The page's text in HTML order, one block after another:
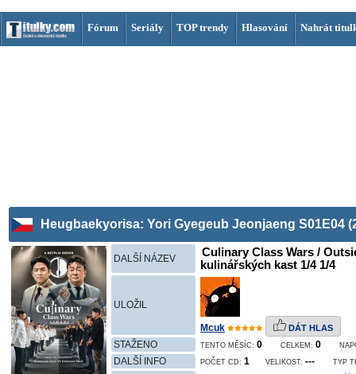
Fórum Seriály TOP trendy Hlasování Nahrát
Heugbaekyorisa: Yori Gyegeub Jeonjaeng S01E04
DALŠÍ NÁZEV
Culinary Class Wars /
kulinářských kast 1/4 1/4
ULOŽIL
Mcuk DÁT HLAS
STAŽENO TENTO MĚSÍC: 0 CELKEM: 0
DALŠÍ INFO POČET CD: 1 VELIKOST: --- TYP